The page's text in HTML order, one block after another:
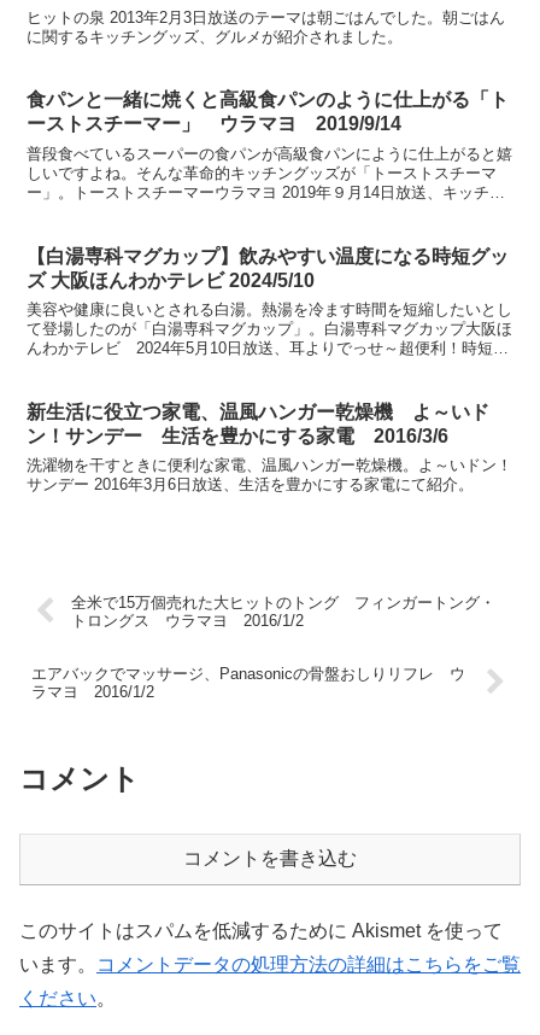
ヒットの泉 2013年2月3日放送のテーマは朝ごはんでした。朝ごはん
に関するキッチングッズ、グルメが紹介されました。
食パンと一緒に焼くと高級食パンのように仕上がる「ト
ーストスチーマー」 ウラマヨ 2019/9/14
普段食べているスーパーの食パンが高級食パンにように仕上がると嬉
しいですよね。そんな革命的キッチングッズが「トーストスチーマ
ー」。トーストスチーマーウラマヨ 2019年９月14日放送、キッチン
【白湯専科マグカップ】飲みやすい温度になる時短グッ
ズ 大阪ほんわかテレビ 2024/5/10
美容や健康に良いとされる白湯。熱湯を冷ます時間を短縮したいとし
て登場したのが「白湯専科マグカップ」。白湯専科マグカップ大阪ほ
んわかテレビ 2024年5月10日放送、耳よりでっせ～超便利！時短グ
新生活に役立つ家電、温風ハンガー乾燥機 よ～いド
ン！サンデー 生活を豊かにする家電 2016/3/6
洗濯物を干すときに便利な家電、温風ハンガー乾燥機。よ～いドン！
サンデー 2016年3月6日放送、生活を豊かにする家電にて紹介。
全米で15万個売れた大ヒットのトング フィンガートング・
トロングス ウラマヨ 2016/1/2
エアバックでマッサージ、Panasonicの骨盤おしりリフレ ウ
ラマヨ 2016/1/2
コメント
コメントを書き込む
このサイトはスパムを低減するために Akismet を使って
います。
コメントデータの処理方法の詳細はこちらをご覧
ください。